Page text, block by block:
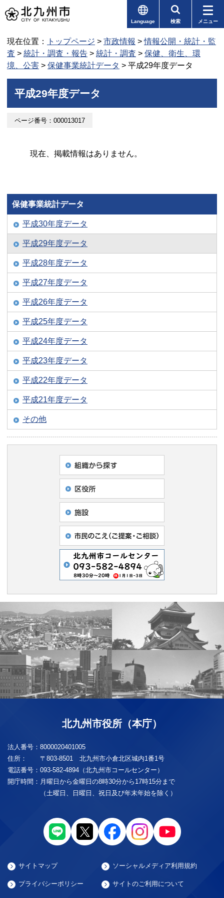
Language 検索 メニュー
現在位置： トップページ > 市政情報 >情報公開・統計・監
査 > 統計・調査・報告 > 統計・調査 > 保健、衛生、環
境、公害 > 保健事業統計データ > 平成29年度データ
平成29年度データ
ページ番号：000013017
現在、掲載情報はありません。
保健事業統計データ
平成30年度データ
平成29年度データ
平成28年度データ
平成27年度データ
平成26年度データ
平成25年度データ
平成24年度データ
平成23年度データ
平成22年度データ
平成21年度データ
その他
北九州市役所（本庁）
法人番号： 8000020401005
住所：
〒803-8501 北九州市小倉北区城内1番1号
電話番号： 093-582-4894（北九州市コールセンター）
開庁時間： 月曜日から金曜日の8時30分から17時15分まで
（土曜日、日曜日、祝日及び年末年始を除く）
サイトマップ ソーシャルメディア利用規約
プライバシーポリシー サイトのご利用について